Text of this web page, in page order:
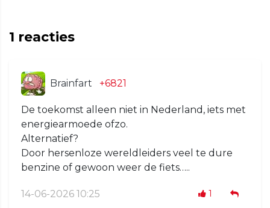
1 reacties
Brainfart +6821
De toekomst alleen niet in Nederland, iets met
energiearmoede ofzo.
Alternatief?
Door hersenloze wereldleiders veel te dure
benzine of gewoon weer de fiets…..
14-06-2026 10:25 1